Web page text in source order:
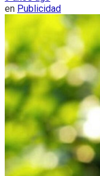
en Publicidad